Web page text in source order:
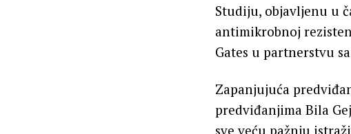
Studiju, objavljenu u
antimikrobnoj
Gates u partnerstvu
Zapanjujuća
predviđanjima Bila
sve veću pažnju